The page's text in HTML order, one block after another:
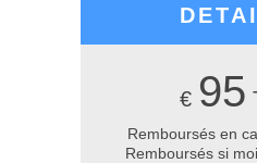
€ 95
Remboursés en
Remboursés si